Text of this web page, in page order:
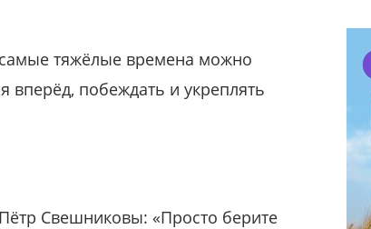
тяжёлые времена можно
вперёд, побеждать и укреплять
Свешниковы: «Просто берите